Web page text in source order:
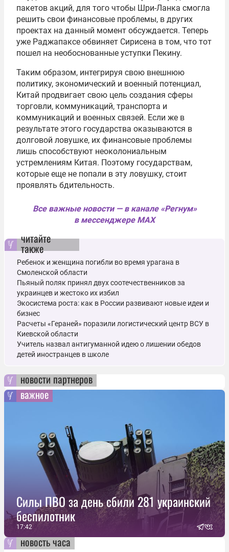
пакетов акций, для того чтобы Шри-Ланка смогла
решить свои финансовые проблемы, в других
проектах на данный момент обсуждается. Теперь
уже Раджапаксе обвиняет Сирисена в том, что тот
пошел на необоснованные уступки Пекину.
Таким образом, интегрируя свою внешнюю
политику, экономический и военный потенциал,
Китай продвигает свою цель создания сферы
торговли, коммуникаций, транспорта и
коммуникаций и военных связей. Если же в
результате этого государства оказываются в
долговой ловушке, их финансовые проблемы
лишь способствуют неоколониальным
устремлениям Китая. Поэтому государствам,
которые еще не попали в эту ловушку, стоит
проявлять бдительность.
Все важные новости — в канале «Регнум»
в мессенджере MAX
читайте
также
Ребенок и женщина погибли во время урагана в
Смоленской области
Пьяный поляк принял двух соотечественников за
украинцев и жестоко их избил
Экосистема роста: как в России развивают новые идеи и
бизнес
Расчеты «Гераней» поразили логистический центр ВСУ в
Киевской области
Учитель назвал антигуманной идею о лишении обедов
детей иностранцев в школе
новости партнеров
важное
Силы ПВО за день сбили 281 украинский
беспилотник
17:42
новость часа